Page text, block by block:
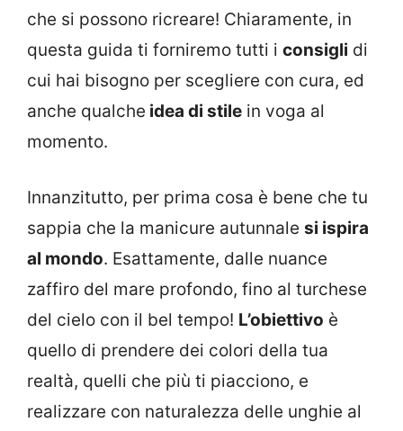
che si possono ricreare! Chiaramente, in
questa guida ti forniremo tutti i consigli di
cui hai bisogno per scegliere con cura, ed
anche qualche idea di stile in voga al
momento.
Innanzitutto, per prima cosa è bene che tu
sappia che la manicure autunnale si ispira
al mondo. Esattamente, dalle nuance
zaffiro del mare profondo, fino al turchese
del cielo con il bel tempo! L’obiettivo è
quello di prendere dei colori della tua
realtà, quelli che più ti piacciono, e
realizzare con naturalezza delle unghie al